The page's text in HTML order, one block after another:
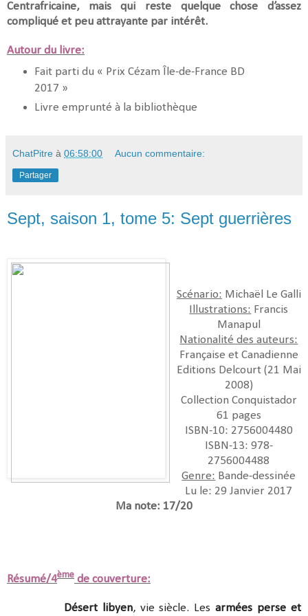
Centrafricaine, mais qui reste quelque chose d’assez
compliqué et peu attrayante par intérêt.
Autour du livre:
Fait parti du « Prix Cézam Île-de-France BD
2017 »
Livre emprunté à la bibliothèque
ChatPitre à 06:58:00 Aucun commentaire:
Partager
Sept, saison 1, tome 5: Sept guerrières
Scénario: Michaël Le Galli
Illustrations: Francis
Manapul
Nationalité des auteurs:
Française et Canadienne
Editions Delcourt (21 Mai
2008)
Collection Conquistador
61 pages
ISBN-10: 2756004480
ISBN-13: 978-
2756004488
Genre: Bande-dessinée
Lu le: 29 Janvier 2017
Ma note: 17/20
Résumé/4ème de couverture:
Désert libyen, vie siècle. Lesarmées perse et